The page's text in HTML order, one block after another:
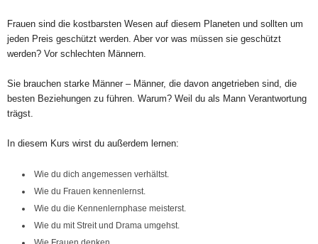
Frauen sind die kostbarsten Wesen auf diesem Planeten und sollten um
jeden Preis geschützt werden. Aber vor was müssen sie geschützt
werden? Vor schlechten Männern.
Sie brauchen starke Männer – Männer, die davon angetrieben sind, die
besten Beziehungen zu führen. Warum? Weil du als Mann Verantwortung
trägst.
In diesem Kurs wirst du außerdem lernen:
Wie du dich angemessen verhältst.
Wie du Frauen kennenlernst.
Wie du die Kennenlernphase meisterst.
Wie du mit Streit und Drama umgehst.